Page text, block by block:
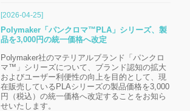
[2026-04-25]
Polymaker「パンクロマ™PLA」シリーズ、製
品を3,000円の統一価格へ改定
Polymaker社のマテリアルブランド「パンクロ
マ™」シリーズについて、ブランド認知の拡大
およびユーザー利便性の向上を目的として、現
在販売しているPLAシリーズの製品価格を3,000
円（税込）の統一価格へ改定することをお知ら
せいたします。